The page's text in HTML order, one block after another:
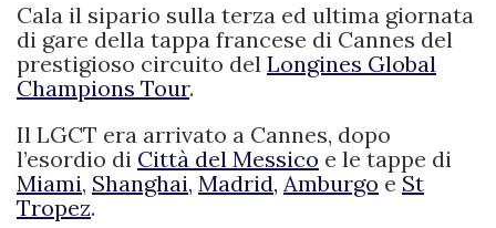
Cala il sipario sulla terza ed ultima giornata
di gare della tappa francese di Cannes del
prestigioso circuito del Longines Global
Champions Tour.
Il LGCT era arrivato a Cannes, dopo
l’esordio di Città del Messico e le tappe di
Miami, Shanghai, Madrid, Amburgo e St
Tropez.